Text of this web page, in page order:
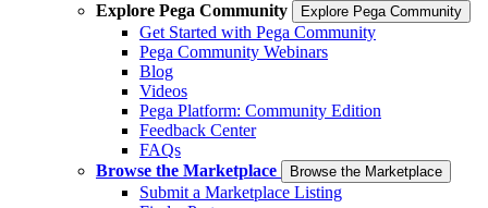
Explore Pega Community
Explore Pega Community
Get Started with Pega Community
Pega Community Webinars
Blog
Videos
Pega Platform: Community Edition
Feedback Center
FAQs
Browse the Marketplace
Browse the Marketplace
Submit a Marketplace Listing